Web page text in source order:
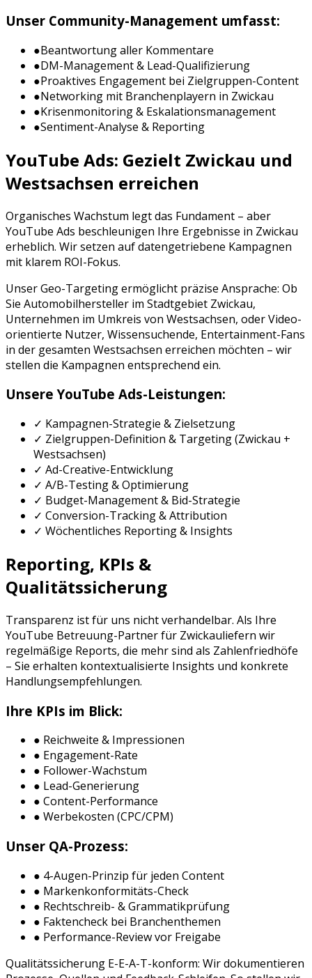
Unser Community-Management umfasst:
●Beantwortung aller Kommentare
●DM-Management & Lead-Qualifizierung
●Proaktives Engagement bei Zielgruppen-Content
●Networking mit Branchenplayern in Zwickau
●Krisenmonitoring & Eskalationsmanagement
●Sentiment-Analyse & Reporting
YouTube Ads: Gezielt Zwickau und
Westsachsen erreichen
Organisches Wachstum legt das Fundament – aber
YouTube Ads beschleunigen Ihre Ergebnisse in Zwickau
erheblich. Wir setzen auf datengetriebene Kampagnen
mit klarem ROI-Fokus.
Unser Geo-Targeting ermöglicht präzise Ansprache: Ob
Sie Automobilhersteller im Stadtgebiet Zwickau,
Unternehmen im Umkreis von Westsachsen, oderVideo-
orientierte Nutzer, Wissensuchende, Entertainment-Fans
in der gesamten Westsachsen erreichen möchten – wir
stellen die Kampagnen entsprechend ein.
UnsereYouTube Ads-Leistungen:
✓ Kampagnen-Strategie & Zielsetzung
✓ Zielgruppen-Definition & Targeting (Zwickau +
Westsachsen)
✓ Ad-Creative-Entwicklung
✓ A/B-Testing & Optimierung
✓ Budget-Management & Bid-Strategie
✓ Conversion-Tracking & Attribution
✓ Wöchentliches Reporting & Insights
Reporting, KPIs &
Qualitätssicherung
Transparenz ist für uns nicht verhandelbar. Als Ihre
YouTube Betreuung-Partner für Zwickauliefern wir
regelmäßige Reports, die mehr sind als Zahlenfriedhöfe
– Sie erhalten kontextualisierte Insights und konkrete
Handlungsempfehlungen.
Ihre KPIs im Blick:
● Reichweite & Impressionen
● Engagement-Rate
● Follower-Wachstum
● Lead-Generierung
● Content-Performance
● Werbekosten (CPC/CPM)
Unser QA-Prozess:
● 4-Augen-Prinzip für jeden Content
● Markenkonformitäts-Check
● Rechtschreib- & Grammatikprüfung
● Faktencheck bei Branchenthemen
● Performance-Review vor Freigabe
Qualitätssicherung E-E-A-T-konform: Wir dokumentieren